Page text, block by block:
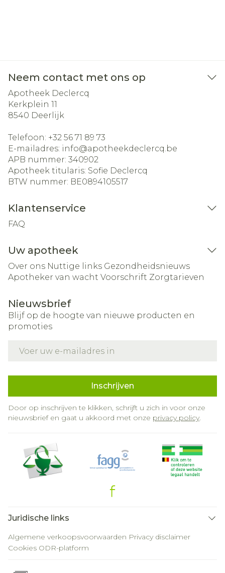
Neem contact met ons op
Apotheek Declercq
Kerkplein 11
8540 Deerlijk
Telefoon: +32 56 71 89 73
E-mailadres: info@apotheekdeclercq.be
APB nummer: 340902
Apotheek titularis: Sofie Declercq
BTW nummer: BE0894105517
Klantenservice
FAQ
Uw apotheek
Over ons Nuttige links Gezondheidsnieuws
Apotheker van wacht Voorschrift Zorgtarieven
Nieuwsbrief
Blijf op de hoogte van nieuwe producten en
promoties
Inschrijven
Door op inschrijven te klikken, schrijft u zich in voor onze
nieuwsbrief en gaat u akkoord met onze privacy policy.
Juridische links
Algemene verkoopsvoorwaarden Privacy disclaimer
Cookies ODR-platform